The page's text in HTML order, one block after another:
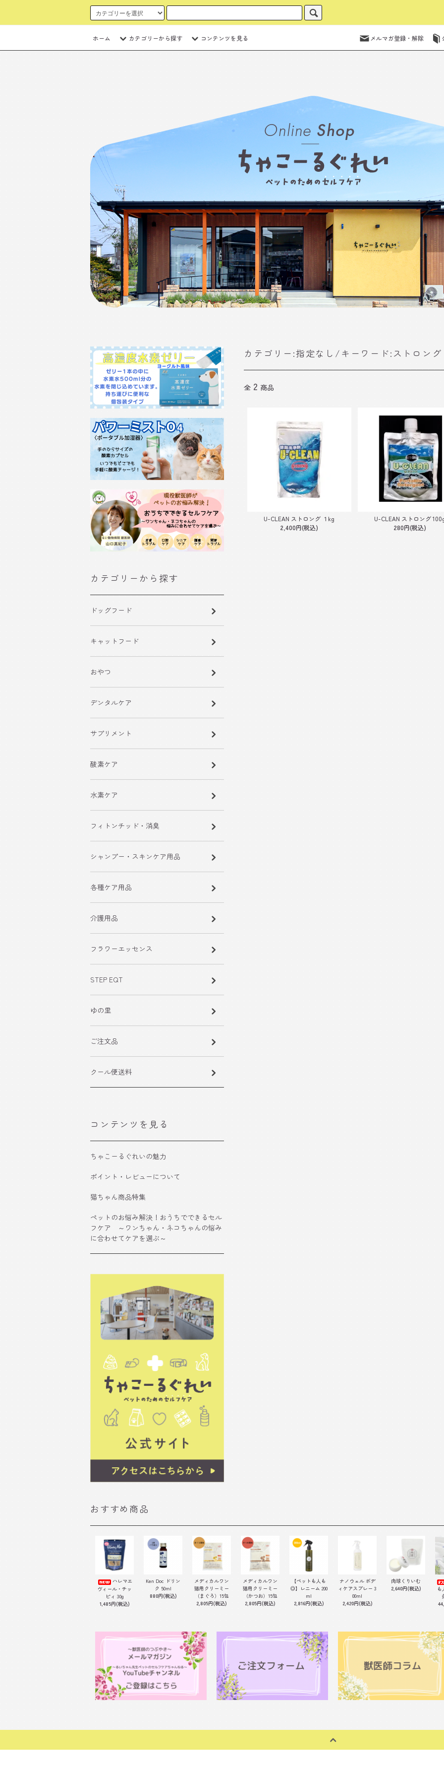
ホーム カテゴリーから探す コンテンツを見る メルマガ登録・解除
カテゴリー:指定なし/キーワード:ストロング
全 2 商品
U-CLEAN ストロング １kg
2,400円(税込)
U-CLEAN ストロング
280円(税込)
カテゴリーから探す
ドッグフード
キャットフード
おやつ
デンタルケア
サプリメント
酸素ケア
水素ケア
フィトンチッド・消臭
シャンプー・スキンケア用品
各種ケア用品
介護用品
フラワーエッセンス
STEP EQT
ゆの里
ご注文品
クール便送料
コンテンツを見る
ちゃこーるぐれいの魅力
ポイント・レビューについて
猫ちゃん商品特集
ペットのお悩み解決！おうちでできるセル
フケア ～ワンちゃん・ネコちゃんの悩み
に合わせてケアを選ぶ～
おすすめ商品
ハレマエ
ヴィール・チッ
ピィ 30g
1,485円(税込)
Ken Doc ドリン
ク 50ml
880円(税込)
メディカルワン
猫用クリーミー
（まぐろ）15包
2,805円(税込)
メディカルワン
猫用クリーミー
（かつお）15包
2,805円(税込)
【ペットも人も
◎】レニーム 200
ml
2,816円(税込)
ナノウェル ボデ
ィケアスプレー 3
00ml
2,420円(税込)
肉球くりいむ
2,640円(税込)
も